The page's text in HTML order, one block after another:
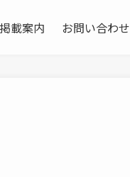
載案内 お問い合わせ